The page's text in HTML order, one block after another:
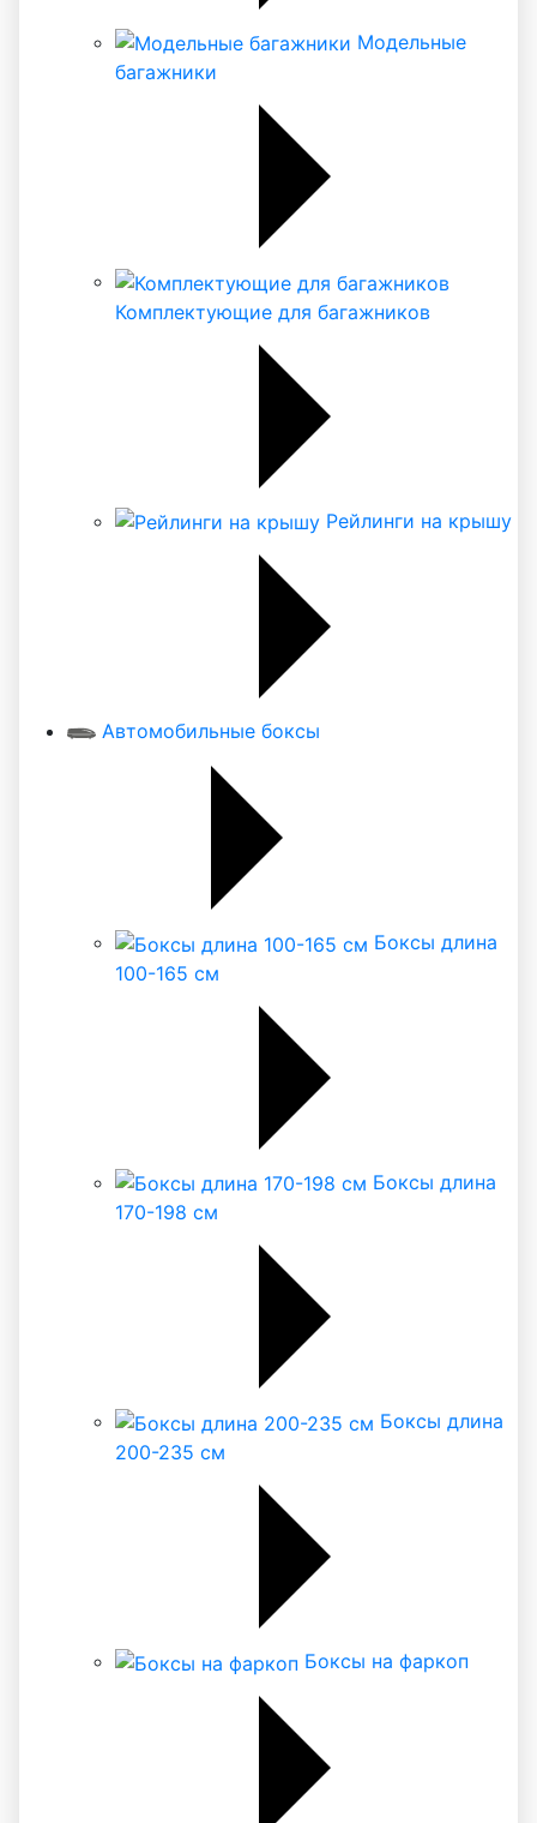
Модельные
багажники
Комплектующие для багажников
Рейлинги на крышу
Автомобильные боксы
Боксы длина
100-165 см
Боксы длина
170-198 см
Боксы длина
200-235 см
Боксы на фаркоп